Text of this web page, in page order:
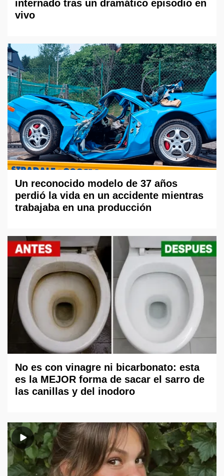
internado tras un dramático episodio en
vivo
Un reconocido modelo de 37 años
perdió la vida en un accidente mientras
trabajaba en una producción
No es con vinagre ni bicarbonato: esta
es la MEJOR forma de sacar el sarro de
las canillas y del inodoro